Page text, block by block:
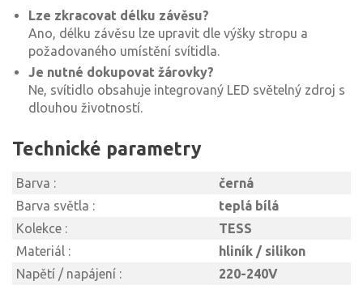
Lze zkracovat délku závěsu?
Ano, délku závěsu lze upravit dle výšky stropu a
požadovaného umístění svítidla.
Je nutné dokupovat žárovky?
Ne, svítidlo obsahuje integrovaný LED světelný zdroj s
dlouhou životností.
Technické parametry
Barva :
černá
Barva světla :
teplá bílá
Kolekce :
TESS
Materiál :
hliník / silikon
Napětí / napájení :
220-240V